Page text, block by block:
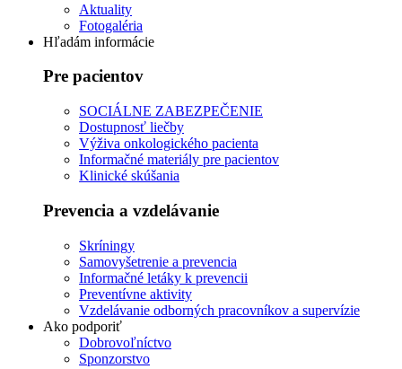
Aktuality
Fotogaléria
Hľadám informácie
Pre pacientov
SOCIÁLNE ZABEZPEČENIE
Dostupnosť liečby
Výživa onkologického pacienta
Informačné materiály pre pacientov
Klinické skúšania
Prevencia a vzdelávanie
Skríningy
Samovyšetrenie a prevencia
Informačné letáky k prevencii
Preventívne aktivity
Vzdelávanie odborných pracovníkov a supervízie
Ako podporiť
Dobrovoľníctvo
Sponzorstvo